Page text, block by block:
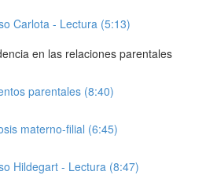
Carlota - Lectura (5:13)
en las relaciones parentales
parentales (8:40)
materno-filial (6:45)
Hildegart - Lectura (8:47)